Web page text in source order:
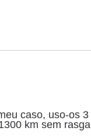
caso, uso-os
km sem